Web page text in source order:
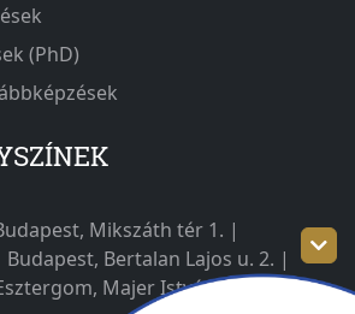
(PhD)
Mikszáth tér 1. |
Bertalan Lajos u. 2. |
Majer István út 1–3.